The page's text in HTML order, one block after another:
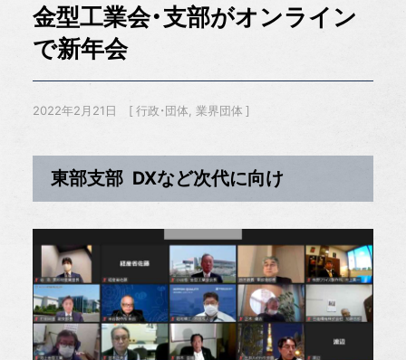
金型工業会・支部がオンライン
で新年会
2022年2月21日 行政・団体 業界団体
東部支部 DXなど次代に向け